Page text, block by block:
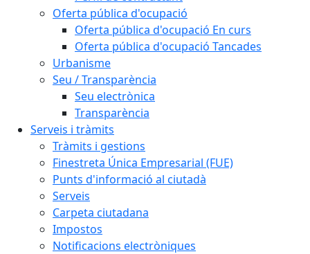
Oferta pública d'ocupació
Oferta pública d'ocupació En curs
Oferta pública d'ocupació Tancades
Urbanisme
Seu / Transparència
Seu electrònica
Transparència
Serveis i tràmits
Tràmits i gestions
Finestreta Única Empresarial (FUE)
Punts d'informació al ciutadà
Serveis
Carpeta ciutadana
Impostos
Notificacions electròniques